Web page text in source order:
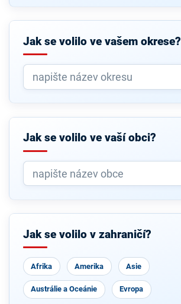
Jak se volilo ve vašem okrese?
Jak se volilo ve vaší obci?
Jak se volilo v zahraničí?
Afrika Amerika Asie
Austrálie a Oceánie Evropa